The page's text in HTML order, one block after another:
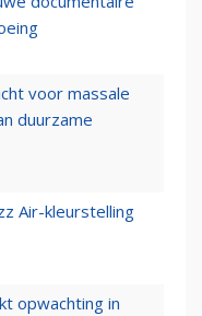
voor massale
duurzame
Air-kleurstelling
opwachting in